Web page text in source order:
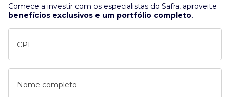
Comece a investir com os especialistas do Safra, aproveite
benefícios exclusivos e um portfólio completo.
CPF
Nome completo